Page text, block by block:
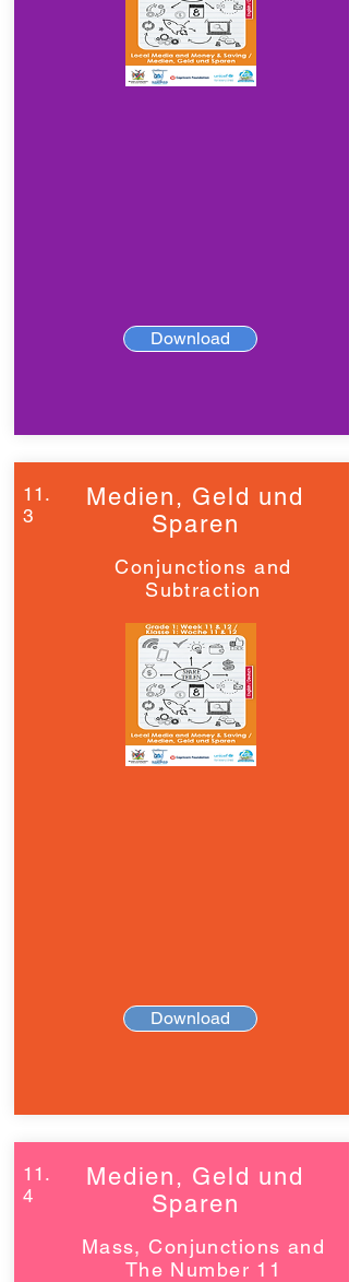
Download
11.
3
Medien, Geld und
Sparen
Conjunctions and
Subtraction
Download
11.
4
Medien, Geld und
Sparen
Mass, Conjunctions and
The Number 11